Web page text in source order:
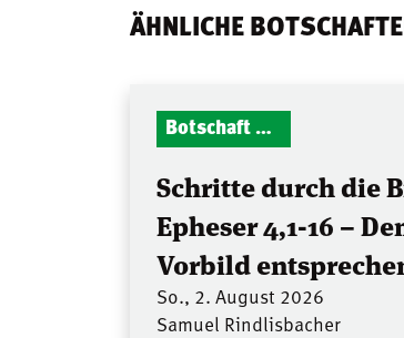
ÄHNLICHE
Botschaft Zionshalle
Schritte durch die
Epheser 4,1-16 –
Vorbild
So., 2. August 2026
Samuel Rindlisbacher